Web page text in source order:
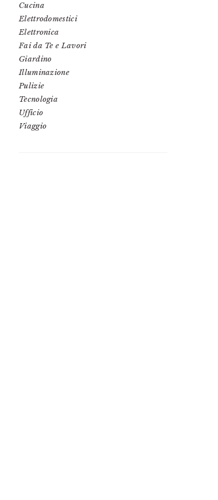
Cucina
Elettrodomestici
Elettronica
Fai da Te e Lavori
Giardino
Illuminazione
Pulizie
Tecnologia
Ufficio
Viaggio